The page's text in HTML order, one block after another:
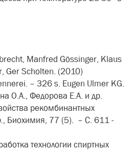
Manfred Gössinger, Klaus
Ger Scholten. (2010)
– 326 s. Eugen Ulmer KG.
О.А., Федорова Е.А. и др.
рекомбинантных
, Биохимия, 77 (5). – С. 611 -
технологии спиртных